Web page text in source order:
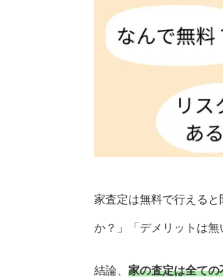
家査定は無料で行える
か？」「デメリットは無
結論、 家の査定は全て